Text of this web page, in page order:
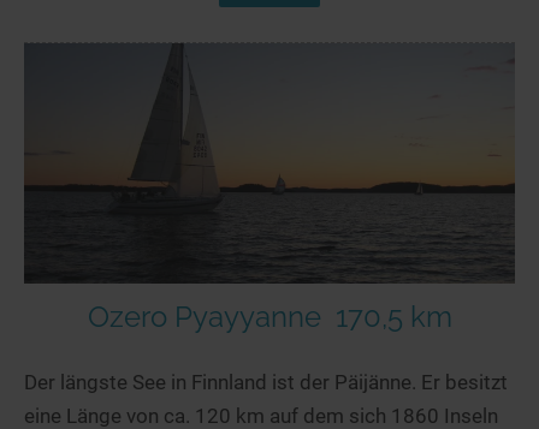
Ozero Pyayyanne 170,5 km
Der längste See in Finnland ist der Päijänne. Er besitzt
eine Länge von ca. 120 km auf dem sich 1860 Inseln